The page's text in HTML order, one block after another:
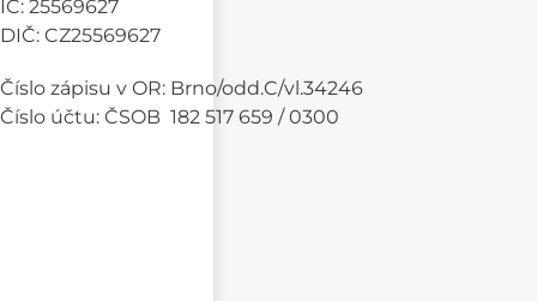
IČ: 25569627
DIČ: CZ25569627
Číslo zápisu v OR: Brno/odd.C/vl.34246
Číslo účtu: ČSOB 182 517 659 / 0300